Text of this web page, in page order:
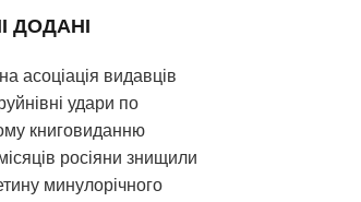
ДОДАНІ
асоціація видавців
удари по
книговиданню
росіяни знищили
минулорічного